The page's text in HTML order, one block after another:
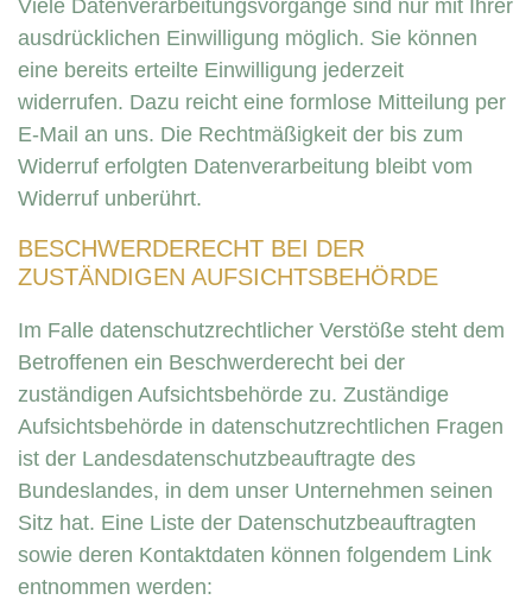
Viele Datenverarbeitungsvorgänge sind nur mit Ihrer
ausdrücklichen Einwilligung möglich. Sie können
eine bereits erteilte Einwilligung jederzeit
widerrufen. Dazu reicht eine formlose Mitteilung per
E-Mail an uns. Die Rechtmäßigkeit der bis zum
Widerruf erfolgten Datenverarbeitung bleibt vom
Widerruf unberührt.
BESCHWERDERECHT BEI DER
ZUSTÄNDIGEN AUFSICHTSBEHÖRDE
Im Falle datenschutzrechtlicher Verstöße steht dem
Betroffenen ein Beschwerderecht bei der
zuständigen Aufsichtsbehörde zu. Zuständige
Aufsichtsbehörde in datenschutzrechtlichen Fragen
ist der Landesdatenschutzbeauftragte des
Bundeslandes, in dem unser Unternehmen seinen
Sitz hat. Eine Liste der Datenschutzbeauftragten
sowie deren Kontaktdaten können folgendem Link
entnommen werden: